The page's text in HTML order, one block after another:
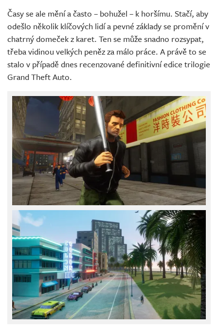
Časy se ale mění a často – bohužel – k horšímu. Stačí, aby
odešlo několik klíčových lidí a pevné základy se promění v
chatrný domeček z karet. Ten se může snadno rozsypat,
třeba vidinou velkých peněz za málo práce. A právě to se
stalo v případě dnes recenzované definitivní edice trilogie
Grand Theft Auto.